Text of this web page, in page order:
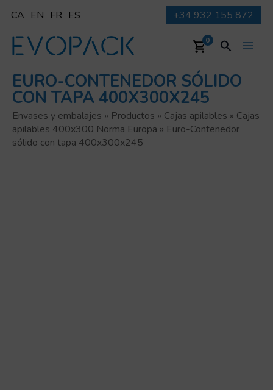
contenido
CA EN FR ES +34 932 155 872
0 Buscar
EURO-CONTENEDOR SÓLIDO
CON TAPA 400X300X245
Envases y embalajes » Productos » Cajas apilables » Cajas
apilables 400x300 Norma Europa » Euro-Contenedor
sólido con tapa 400x300x245